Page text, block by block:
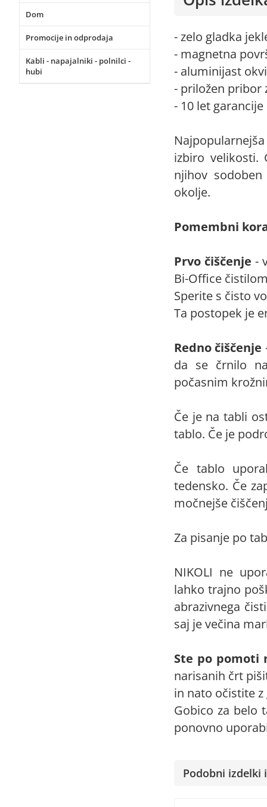
Dom
Promocije in odprodaja
Kabli - napajalniki - polnilci -
hubi
- zelo gladka
- magnetna
- aluminijast
- priložen pribor
- 10 let
izbiro velikosti.
njihov
okolje.
Pomembni
Prvo čiščenje -
Bi-Office
Sperite s čisto
Ta postopek je
Redno čiščenje
da se črnilo
počasnim
Če je na tabli
tablo. Če je
Če tablo
tedensko. Če
močnejše
Za pisanje po
NIKOLI ne
lahko trajno
abrazivnega
saj je večina
Ste po pomoti
narisanih črt
in nato očistite
Gobico za belo
ponovno
Podobni izdelki